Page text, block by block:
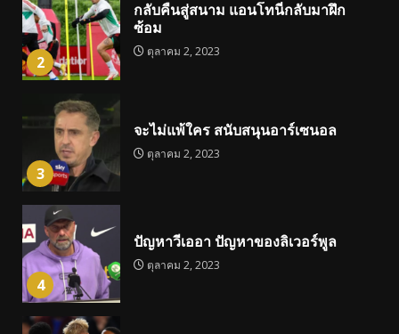
2
กลับคืนสู่สนาม แอนโทนี่กลับมาฝึก
ซ้อม
ตุลาคม 2, 2023
3
จะไม่แพ้ใคร สนับสนุนอาร์เซนอล
ตุลาคม 2, 2023
4
ปัญหาวีเออา ปัญหาของลิเวอร์พูล
ตุลาคม 2, 2023